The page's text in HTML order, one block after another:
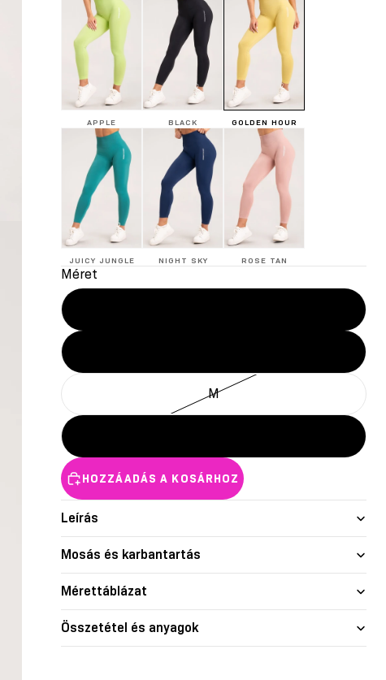
Second skin
APPLE BLACK GOLDEN HOUR
JUICY JUNGLE NIGHT SKY ROSE TAN
Méret
M
HOZZÁADÁS A KOSÁRHOZ
Leírás
Mosás és karbantartás
Mérettáblázat
Összetétel és anyagok